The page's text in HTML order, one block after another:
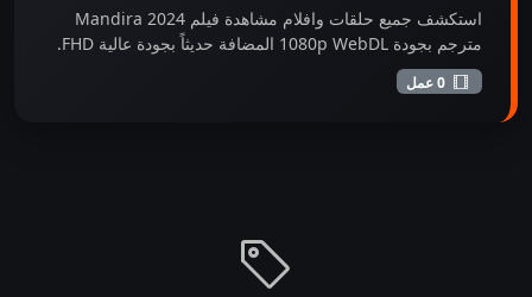
استكشف جميع حلقات وافلام مشاهدة فيلم Mandira 2024
مترجم بجودة 1080p WebDL المضافة حديثاً بجودة عالية FHD.